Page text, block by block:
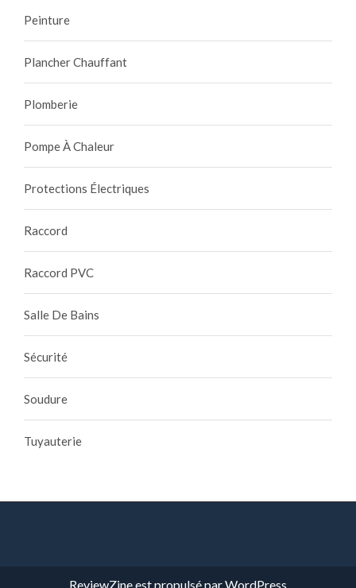
Peinture
Plancher Chauffant
Plomberie
Pompe À Chaleur
Protections Électriques
Raccord
Raccord PVC
Salle De Bains
Sécurité
Soudure
Tuyauterie
ReviewZineest propulsé parWordPress